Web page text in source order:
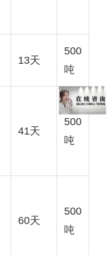
13天
500
吨
41天
500
吨
60天
500
吨